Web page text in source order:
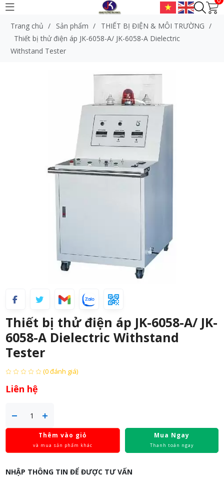
Trang chủ / Sản phẩm / THIẾT BỊ ĐIỆN & MÔI TRƯỜNG /
Thiết bị thử điện áp JK-6058-A/ JK-6058-A Dielectric
Withstand Tester
Thiết bị thử điện áp JK-6058-A/ JK-
6058-A Dielectric Withstand
Tester
(0 đánh giá)
Liên hệ
Thêm vào giỏ
và mua sản phẩm khác
Mua Ngay
Thanh toán ngay
NHẬP THÔNG TIN ĐỂ ĐƯỢC TƯ VẤN